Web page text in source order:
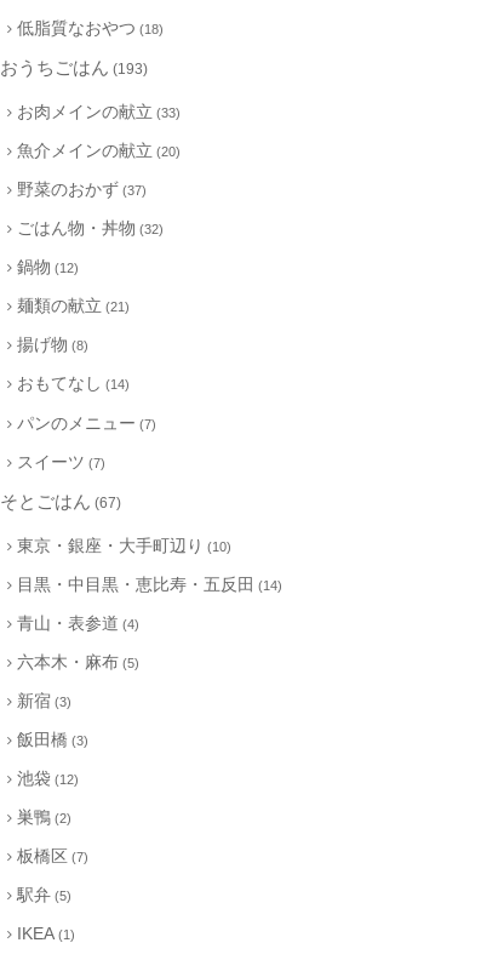
低脂質なおやつ (18)
おうちごはん (193)
お肉メインの献立 (33)
魚介メインの献立 (20)
野菜のおかず (37)
ごはん物・丼物 (32)
鍋物 (12)
麺類の献立 (21)
揚げ物 (8)
おもてなし (14)
パンのメニュー (7)
スイーツ (7)
そとごはん (67)
東京・銀座・大手町辺り (10)
目黒・中目黒・恵比寿・五反田 (14)
青山・表参道 (4)
六本木・麻布 (5)
新宿 (3)
飯田橋 (3)
池袋 (12)
巣鴨 (2)
板橋区 (7)
駅弁 (5)
IKEA (1)